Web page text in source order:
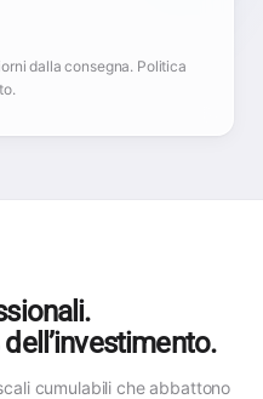
dalla consegna. Politica
cumulabili che abbattono